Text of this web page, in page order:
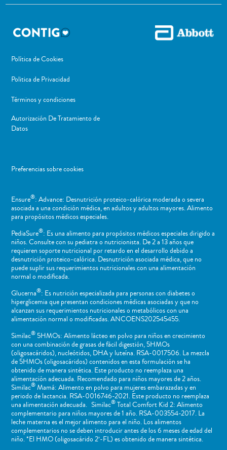
Política de Cookies
Politica de Privacidad
Términos y condiciones
Autorización De Tratamiento de
Datos
Preferencias sobre cookies
Ensure®: Advance: Desnutrición proteico-calórica moderada o severa
asociada a una condición médica, en adultos y adultos mayores. Alimento
para propósitos médicos especiales.
PediaSure®: Es una alimento para propósitos médicos especiales dirigido a
niños​. Consulte con su pediatra o nutricionista. De 2 a 13 años que
requieren soporte nutricional por retardo en el desarrollo debido a
desnutrición proteico-calórica. Desnutrición asociada médica, que no
puede suplir sus requerimientos nutricionales con una alimentación
normal o ​modificada.
Glucerna®: Es nutrición especializada para personas con diabetes o
hiperglicemia que presentan condiciones médicas asociadas y que no
alcanzan sus requerimientos nutricionales o metabólicos con una
alimentación normal o modificadas. ANCOENS202545455.
Similac®5HMOs: Alimento lácteo en polvo para niños en crecimiento
con una combinación de grasas de fácil digestión, 5HMOs
(oligosacáridos), nucleótidos, DHA y luteína. RSA-0017506. La mezcla
de 5HMOs (oligosacáridos) contenidos en esta formulación se ha
obtenido de manera sintética. Este producto no reemplaza una
alimentación adecuada. Recomendado para niños mayores de 2 años.
Similac®Mamá: Alimento en polvo para mujeres embarazadas y en
periodo de lactancia. RSA-0016746-2021. Este producto no reemplaza
una alimentación adecuada. Similac®Total Comfort Kid 2: Alimento
complementario para niños mayores de 1 año. RSA-003554-2017. La
leche materna es el mejor alimento para el niño. Los alimentos
complementarios no se deben introducir antes de los 6 meses de edad del
niño. *El HMO (oligosacárido 2’-FL) es obtenido de manera sintética.